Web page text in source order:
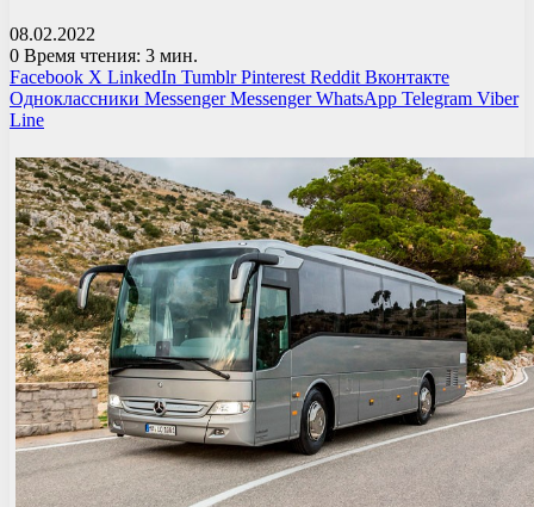
08.02.2022
0 Время чтения: 3 мин.
Facebook X LinkedIn Tumblr Pinterest Reddit Вконтакте
Одноклассники Messenger Messenger WhatsApp Telegram Viber
Line